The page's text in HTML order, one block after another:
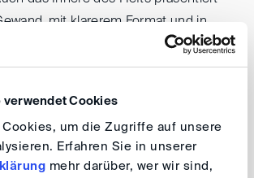
verwendet Cookies
Cookies, um die Zugriffe auf unsere
Erfahren Sie in unserer
mehr darüber, wer wir sind,
mit klarerem Format und in
Informationen für